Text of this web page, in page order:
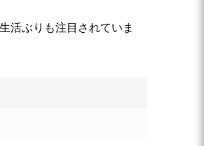
活ぶりも注目されていま